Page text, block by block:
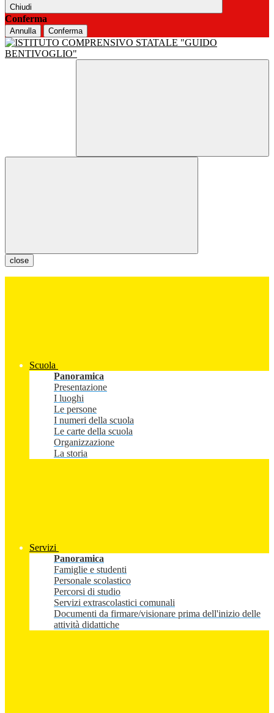
Chiudi
Conferma
Annulla Conferma
close
Scuola
Panoramica
Presentazione
I luoghi
Le persone
I numeri della scuola
Le carte della scuola
Organizzazione
La storia
Servizi
Panoramica
Famiglie e studenti
Personale scolastico
Percorsi di studio
Servizi extrascolastici comunali
Documenti da firmare/visionare prima dell'inizio delle
attività didattiche